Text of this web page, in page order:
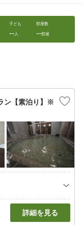
子ども
--人
部屋数
--部屋
ン【素泊り】※
詳細を見る